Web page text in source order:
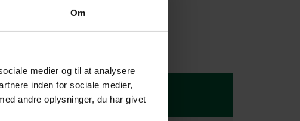
Om
medier og til at analysere
inden for sociale medier,
andre oplysninger, du har givet
udregner